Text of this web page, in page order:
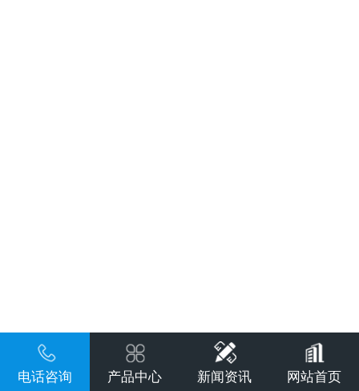
电话咨询 产品中心 新闻资讯 网站首页